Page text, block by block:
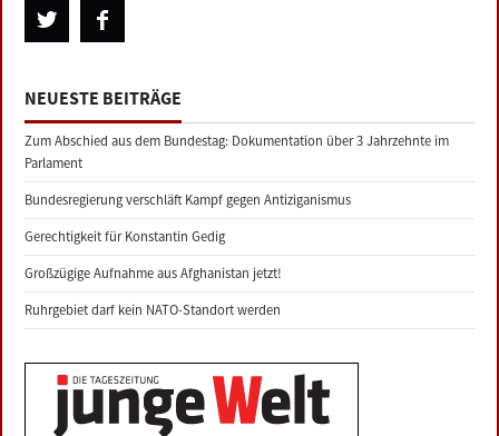
NEUESTE BEITRÄGE
Zum Abschied aus dem Bundestag: Dokumentation über 3 Jahrzehnte im
Parlament
Bundesregierung verschläft Kampf gegen Antiziganismus
Gerechtigkeit für Konstantin Gedig
Großzügige Aufnahme aus Afghanistan jetzt!
Ruhrgebiet darf kein NATO-Standort werden